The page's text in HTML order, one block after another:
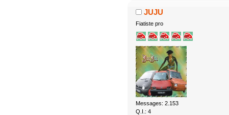
JUJU
Fiatiste pro
Messages: 2.153
Q.I.: 4